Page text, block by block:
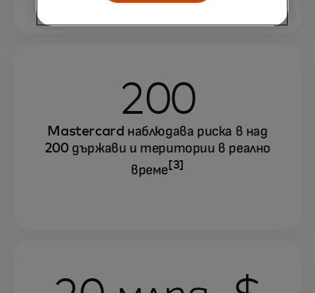
200
Mastercard наблюдава риска в над
200 държави и територии в реално
време[3]